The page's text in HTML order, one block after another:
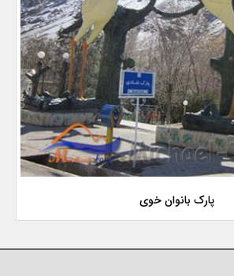
پارک بانوان خوی